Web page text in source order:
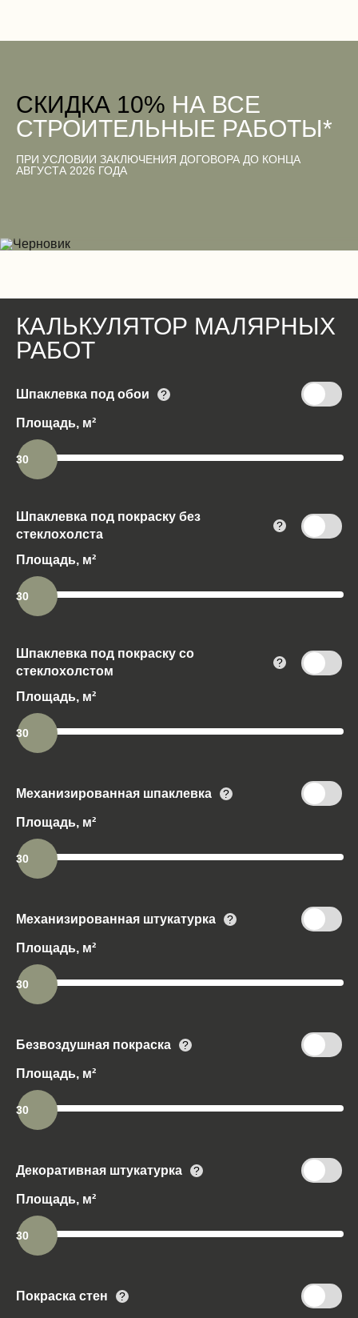
Двери
Вентиляционные работы (демонтаж)
Электромонтажные работы (демонтаж)
CКИДКА 10% НА ВСЕ
СТРОИТЕЛЬНЫЕ РАБОТЫ*
ПРИ УСЛОВИИ ЗАКЛЮЧЕНИЯ ДОГОВОРА ДО КОНЦА
АВГУСТА 2026 ГОДА
КАЛЬКУЛЯТОР МАЛЯРНЫХ
РАБОТ
Шпаклевка под обои ?
Площадь, м²
30
Шпаклевка под покраску без
стеклохолста
?
Площадь, м²
30
Шпаклевка под покраску со
стеклохолстом
?
Площадь, м²
30
Механизированная шпаклевка ?
Площадь, м²
30
Механизированная штукатурка ?
Площадь, м²
30
Безвоздушная покраска ?
Площадь, м²
30
Декоративная штукатурка ?
Площадь, м²
30
Покраска стен ?